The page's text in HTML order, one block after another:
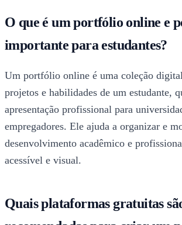
O que é um portfólio online e
importante para estudantes?
Um portfólio online é uma coleção
projetos e habilidades de um estudante,
apresentação profissional para
empregadores. Ele ajuda a organizar e
desenvolvimento acadêmico e
acessível e visual.
Quais plataformas gratuitas